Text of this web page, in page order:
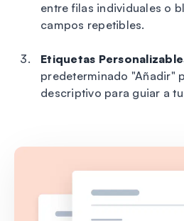
entre filas individuales o
campos repetibles.
Etiquetas
predeterminado "Añadir"
descriptivo para guiar a